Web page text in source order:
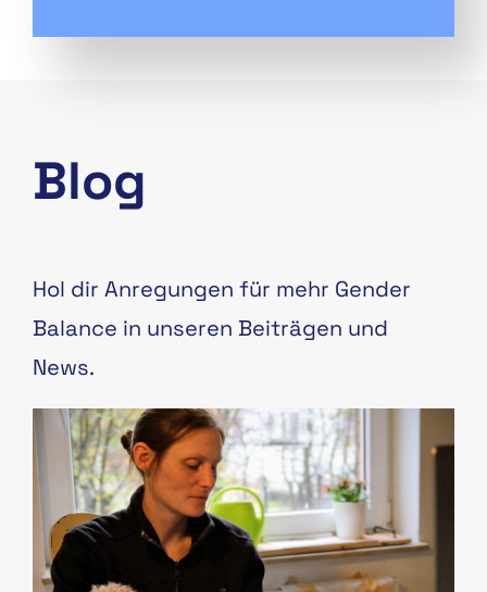
Blog
Hol dir Anregungen für mehr Gender
Balance in unseren Beiträgen und
News.